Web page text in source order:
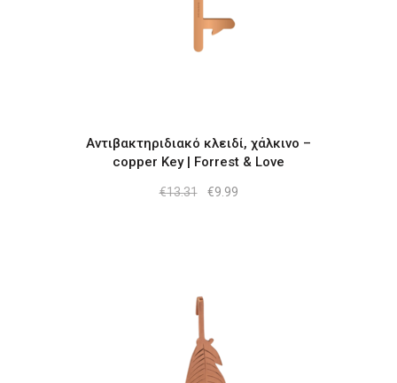
Αντιβακτηριδιακό κλειδί, χάλκινο –
copper Key | Forrest & Love
€13.31
Original
€9.99Η